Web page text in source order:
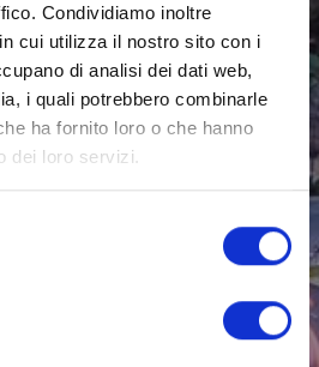
Condividiamo inoltre
cui utilizza il nostro sito con i
di analisi dei dati web,
i quali potrebbero combinarle
ha fornito loro o che hanno
dei loro servizi.